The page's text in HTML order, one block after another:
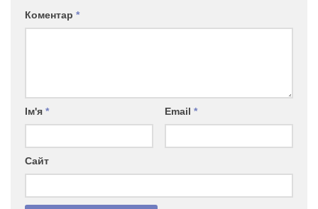
Коментар *
Ім'я * Email *
Сайт